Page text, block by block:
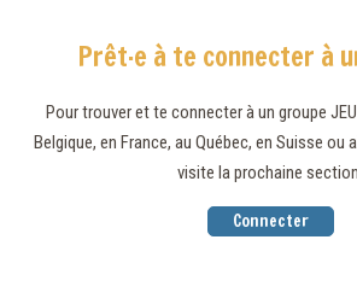
Prêt·e à te connecter à
Pour trouver et te connecter à un groupe
Belgique, en France, au Québec, en Suisse ou
visite la prochaine
Connecter